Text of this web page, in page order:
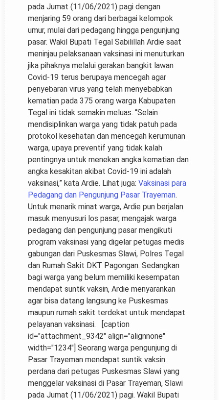
pada Jumat (11/06/2021) pagi dengan
menjaring 59 orang dari berbagai kelompok
umur, mulai dari pedagang hingga pengunjung
pasar. Wakil Bupati Tegal Sabilillah Ardie saat
meninjau pelaksanaan vaksinasi ini menuturkan
jika pihaknya melalui gerakan bangkit lawan
Covid-19 terus berupaya mencegah agar
penyebaran virus yang telah menyebabkan
kematian pada 375 orang warga Kabupaten
Tegal ini tidak semakin meluas. “Selain
mendisiplinkan warga yang tidak patuh pada
protokol kesehatan dan mencegah kerumunan
warga, upaya preventif yang tidak kalah
pentingnya untuk menekan angka kematian dan
angka kesakitan akibat Covid-19 ini adalah
vaksinasi,” kata Ardie. Lihat juga: Vaksinasi para
Pedagang dan Pengunjung Pasar Trayeman.
Untuk menarik minat warga, Ardie pun berjalan
masuk menyusuri los pasar, mengajak warga
pedagang dan pengunjung pasar mengikuti
program vaksinasi yang digelar petugas medis
gabungan dari Puskesmas Slawi, Polres Tegal
dan Rumah Sakit DKT Pagongan. Sedangkan
bagi warga yang belum memiliki kesempatan
mendapat suntik vaksin, Ardie menyarankan
agar bisa datang langsung ke Puskesmas
maupun rumah sakit terdekat untuk mendapat
pelayanan vaksinasi. [caption
id="attachment_9342" align="alignnone"
width="1234"] Seorang warga pengunjung di
Pasar Trayeman mendapat suntik vaksin
perdana dari petugas Puskesmas Slawi yang
menggelar vaksinasi di Pasar Trayeman, Slawi
pada Jumat (11/06/2021) pagi. Wakil Bupati